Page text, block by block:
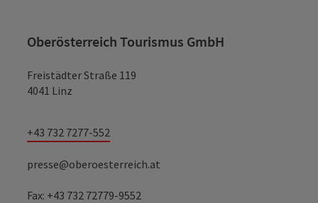
Oberösterreich Tourismus GmbH
Freistädter Straße 119
4041 Linz
+43 732 7277-552
presse@oberoesterreich.at
Fax: +43 732 72779-9552